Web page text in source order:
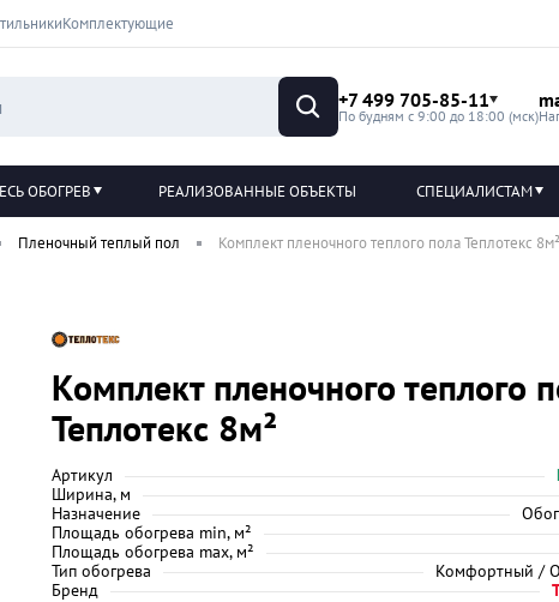
Комплектующие
+7 499 705-85-11
По будням с 9:00 до 18:00 (мск)
ОБОГРЕВ РЕАЛИЗОВАННЫЕ ОБЪЕКТЫ СПЕЦИАЛИСТАМ
Пленочный теплый пол Комплект пленочного теплого пола Теплотекс 8м²
Комплект пленочного теплого
Теплотекс 8м²
Артикул
Ширина, м
Назначение
Площадь обогрева min, м²
Площадь обогрева max, м²
Тип обогрева
Комфортный /
Бренд